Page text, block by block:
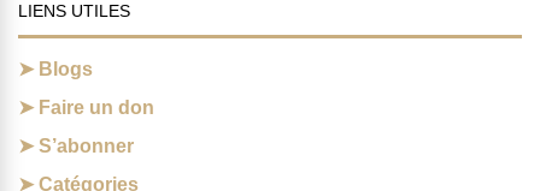
LIENS UTILES
Blogs
Faire un don
S’abonner
Catégories